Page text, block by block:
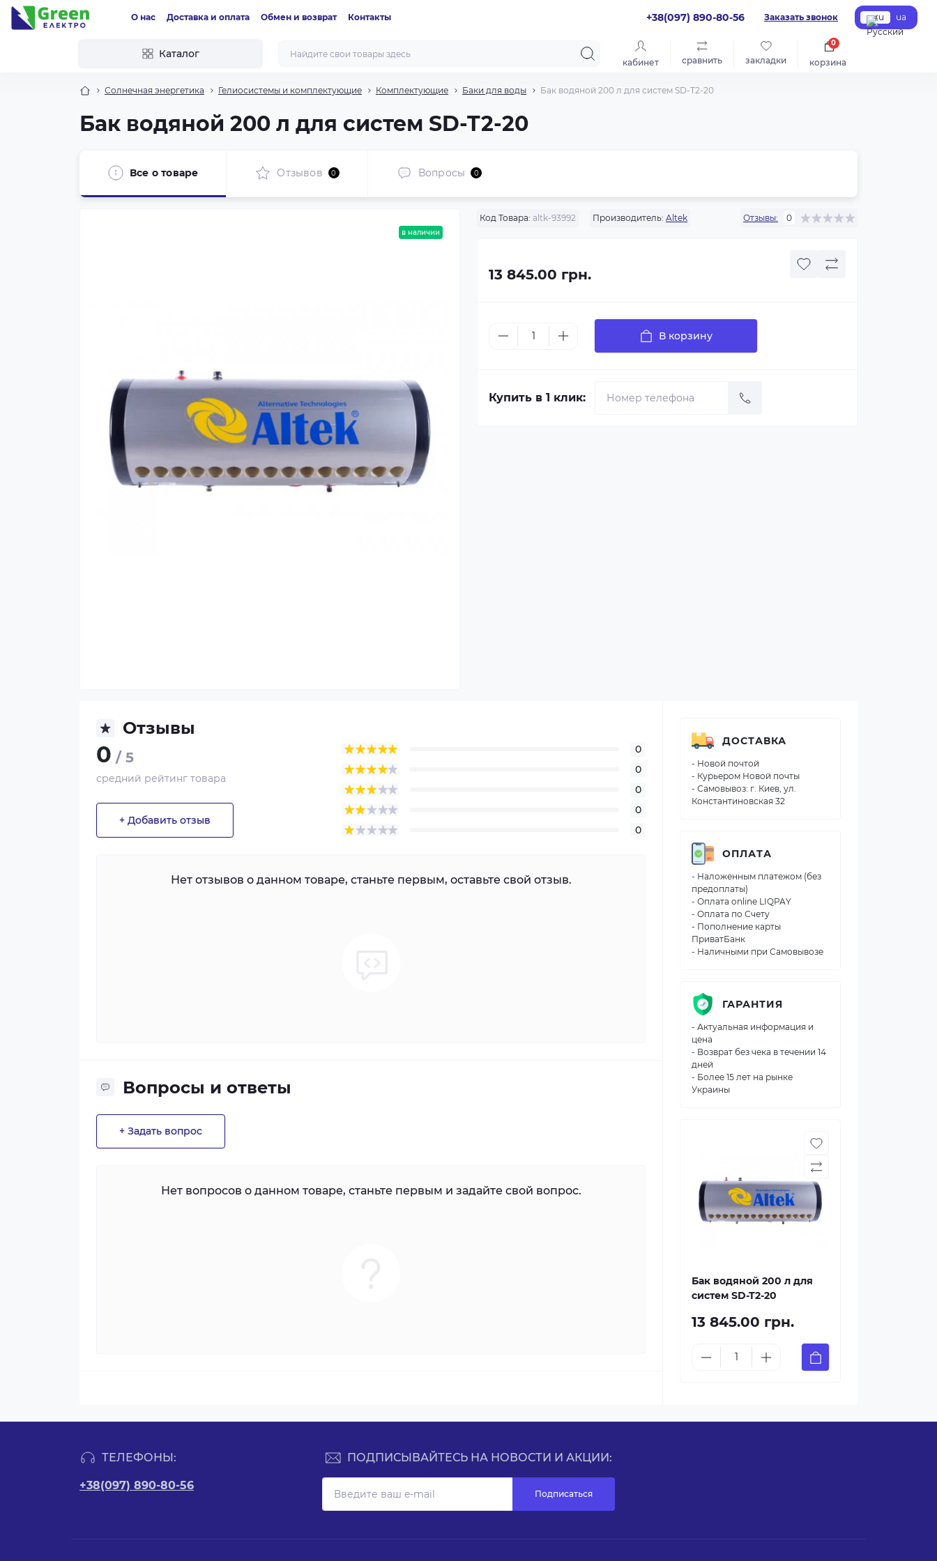
О нас Доставка и оплата Обмен и возврат Контакты +38(097) 890-80-56 Заказать звонок ru ua
Каталог
кабинет сравнить закладки корзина
0
Солнечная энергетика Гелиосистемы и комплектующие Комплектующие Баки для воды Бак водяной 200 л для систем SD-T2-20
Бак водяной 200 л для систем SD-T2-20
Все о товаре Отзывов 0 Вопросы 0
в наличии
Код Товара: altk-93992 Производитель: Altek Отзывы: 0
13 845.00 грн.
В корзину
Купить в 1 клик:
Отзывы
0 / 5
средний рейтинг товара
+ Добавить отзыв
0
0
0
0
0
Нет отзывов о данном товаре, станьте первым, оставьте свой отзыв.
Вопросы и ответы
+ Задать вопрос
Нет вопросов о данном товаре, станьте первым и задайте свой вопрос.
ДОСТАВКА
- Новой почтой
- Курьером Новой почты
- Самовывоз: г. Киев, ул.
Константиновская 32
ОПЛАТА
- Наложенным платежом (без
предоплаты)
- Оплата online LIQPAY
- Оплата по Счету
- Пополнение карты
ПриватБанк
- Наличными при Самовывозе
ГАРАНТИЯ
- Актуальная информация и
цена
- Возврат без чека в течении 14
дней
- Более 15 лет на рынке
Украины
Бак водяной 200 л для
систем SD-T2-20
13 845.00 грн.
ТЕЛЕФОНЫ:
+38(097) 890-80-56
ПОДПИСЫВАЙТЕСЬ НА НОВОСТИ И АКЦИИ:
Подписаться